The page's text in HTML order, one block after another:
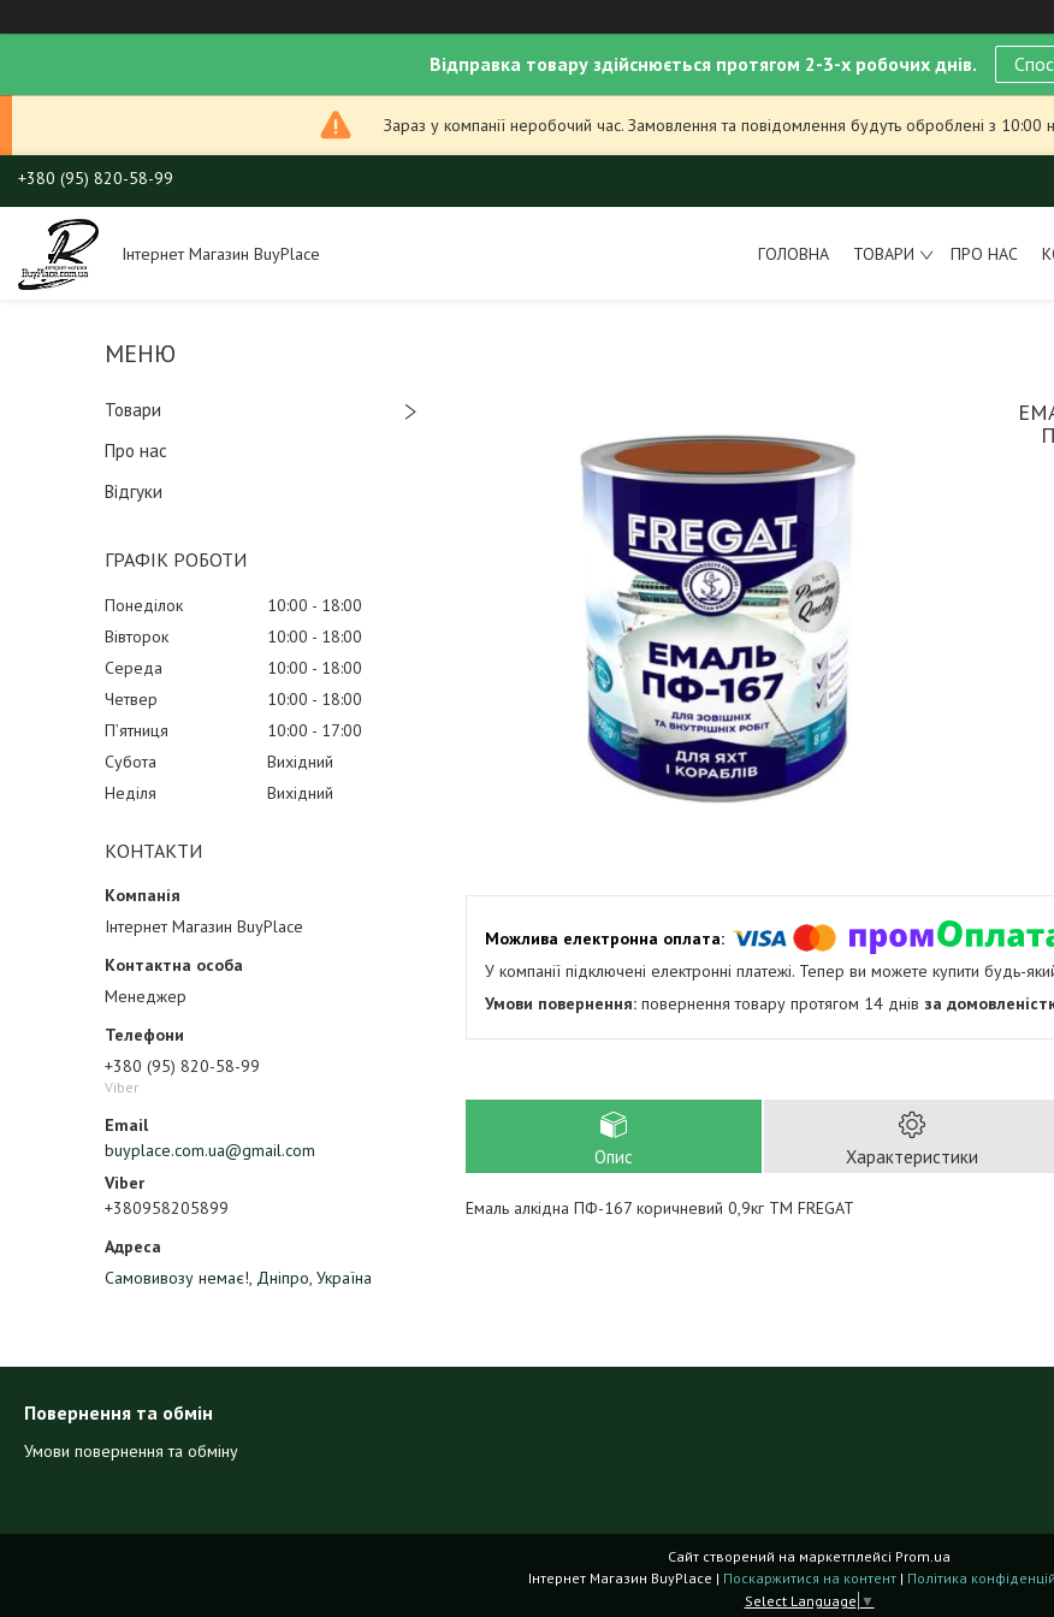
Відправка товару здійснюється протягом 2-3-х робочих днів.
Зараз у компанії неробочий час. Замовлення та повідомлення будуть оброблені з
+380 (95) 820-58-99
Інтернет Магазин BuyPlace ГОЛОВНА ТОВАРИ ПРО НАС
Товари
Про нас
Відгуки
ГРАФІК РОБОТИ
Понеділок 10:00
18:00
Вівторок
10:00
18:00
Середа
10:00
18:00
Четвер
10:00
18:00
Пʼятниця
10:00
17:00
Субота
Вихідний
Неділя
Вихідний
КОНТАКТИ
Інтернет Магазин BuyPlace
Менеджер
+380 (95) 820-58-99
Viber
buyplace.com.ua@gmail.com
+380958205899
Самовивозу немає!, Дніпро, Україна
У компанії підключені електронні платежі. Тепер ви можете купити будь-
повернення товару протягом 14 днів за
Опис Характеристики
Емаль алкідна ПФ-167 коричневий 0,9кг ТМ FREGAT
Повернення та обмін
Умови повернення та обміну
Сайт створений на маркетплейсі Prom.ua
Інтернет Магазин BuyPlace | Поскаржитися на контент | Політика
Select Language ▼